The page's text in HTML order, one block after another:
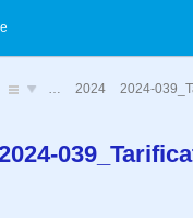
… 2024 2024-